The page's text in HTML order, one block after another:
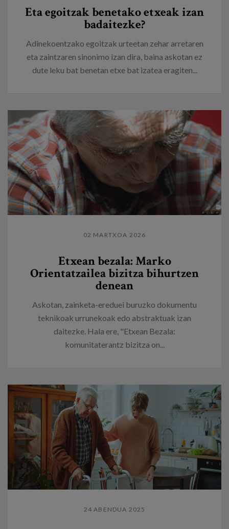
Eta egoitzak benetako etxeak izan
badaitezke?
Adinekoentzako egoitzak urteetan zehar arretaren
eta zaintzaren sinonimo izan dira, baina askotan ez
dute leku bat benetan etxe bat izatea eragiten...
02 MARTXOA 2026
Etxean bezala: Marko
Orientatzailea bizitza bihurtzen
denean
Askotan, zainketa-ereduei buruzko dokumentu
teknikoak urrunekoak edo abstraktuak izan
daitezke. Hala ere, "Etxean Bezala:
komunitaterantz bizitza on...
24 ABENDUA 2025